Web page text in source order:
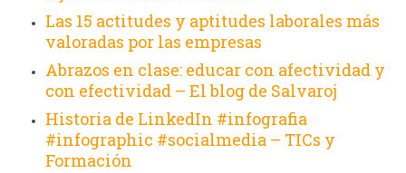
Las 15 actitudes y aptitudes laborales más
valoradas por las empresas
Abrazos en clase: educar con afectividad y
con efectividad – El blog de Salvaroj
Historia de LinkedIn #infografia
#infographic #socialmedia – TICs y
Formación